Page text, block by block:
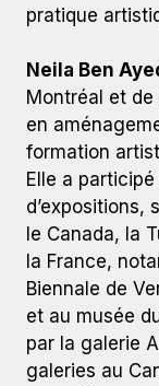
pratique
Neila Ben
Montréal et de
en
formation
Elle a
d’expositions,
le Canada, la
la France,
Biennale de
et au musée
par la galerie
galeries au